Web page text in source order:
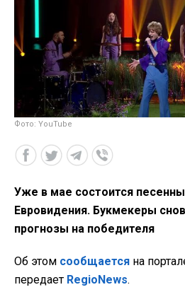
Фото: YouTube
Уже в мае состоится
Евровидения. Букмекеры
прогнозы на победителя
Об этом сообщается на
передает RegioNews.